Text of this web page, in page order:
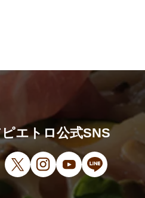
ウィンドウで開きます）
トア（新しいウィンドウで開きま
タウン（新しいウィンドウで開き
ラジオ（新しいウィンドウで開き
ピエトロ公式SNS
X（新しいウィンドウで開きます
Instagram（新しいウィン
YouTube（新しい
LINE（新し